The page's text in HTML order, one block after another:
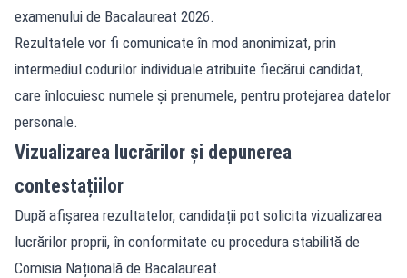
examenului de Bacalaureat 2026.
Rezultatele vor fi comunicate în mod anonimizat, prin
intermediul codurilor individuale atribuite fiecărui candidat,
care înlocuiesc numele și prenumele, pentru protejarea datelor
personale.
Vizualizarea lucrărilor și depunerea
contestațiilor
După afișarea rezultatelor, candidații pot solicita vizualizarea
lucrărilor proprii, în conformitate cu procedura stabilită de
Comisia Națională de Bacalaureat.